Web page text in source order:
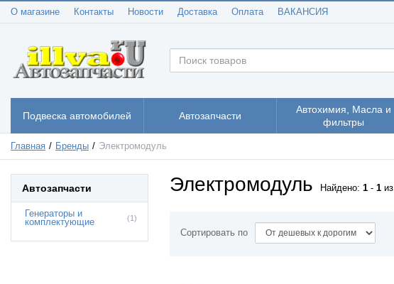
О магазине Контакты Новости Доставка Оплата ВАКАНСИЯ
Подвеска автомобилей Автозапчасти
Автохимия, Масла и
фильтры
Главная Бренды Электромодуль
Автозапчасти
Генераторы и
комплектующие
(1)
Электромодуль Найдено: 1 - 1 из
Сортировать по